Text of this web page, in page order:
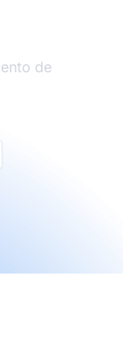
de